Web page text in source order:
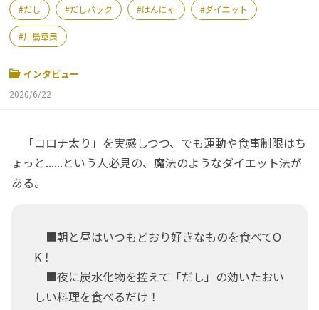
だし だしパック はんにゃ ダイエット
川島章良
インタビュー
2020/6/22
「コロナ太り」を実感しつつ、でも運動や食事制限はち
ょっと......という人必見の、魔法のようなダイエット法が
ある。
■朝と昼はいつもどおり好きなものを食べてO
K！
■夜に炭水化物を控えて「だし」の効いたおい
しい料理を食べるだけ！